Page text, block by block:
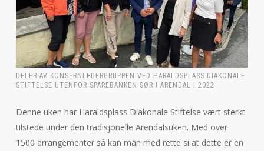
DELER AV KONSERNLEDERGRUPPEN VED HARALDSPLASS DIAKONALE
STIFTELSE UTENFOR SPAREBANKEN SØR I ARENDAL I 2022
Denne uken har Haraldsplass Diakonale Stiftelse vært sterkt
tilstede under den tradisjonelle Arendalsuken. Med over
1500 arrangementer så kan man med rette si at dette er en